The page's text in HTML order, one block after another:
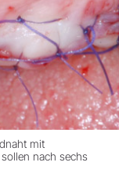
mit
nach sechs